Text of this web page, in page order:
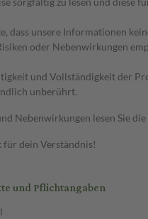
dass unsere Informationen
oder Nebenwirkungen
und Vollständigkeit der
unberührt.
Nebenwirkungen lesen Sie
für dein Verständnis!
und Pflichtangaben